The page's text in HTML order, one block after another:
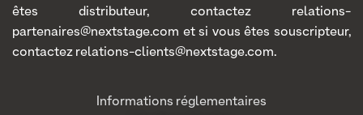
êtes distributeur, contactez relations-
partenaires@nextstage.com et si vous êtes souscripteur,
contactez relations-clients@nextstage.com.
Informations réglementaires